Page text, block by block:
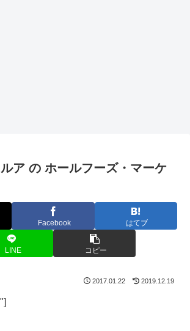
ア の ホールフーズ・マーケ
Facebook はてブ
LINE コピー
2017.01.22 2019.12.19